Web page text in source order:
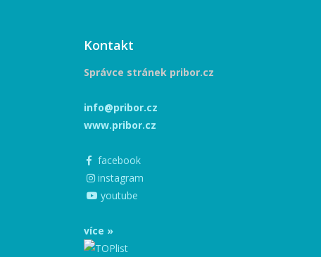
Kontakt
Správce stránek pribor.cz
info@pribor.cz
www.pribor.cz
facebook
instagram
youtube
více »